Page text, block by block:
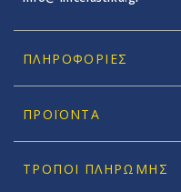
ΠΛΗΡΟΦΟΡΊΕΣ
ΠΡΟΪΟΝΤΑ
ΤΡΌΠΟΙ ΠΛΗΡΩΜΉΣ